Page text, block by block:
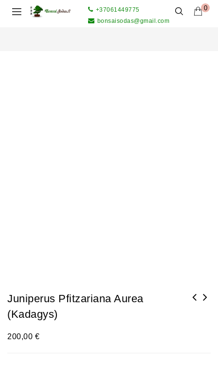
0
+37061449775
bonsaisodas@gmail.com
Juniperus Pfitzariana Aurea
(kadagys)
200,00€